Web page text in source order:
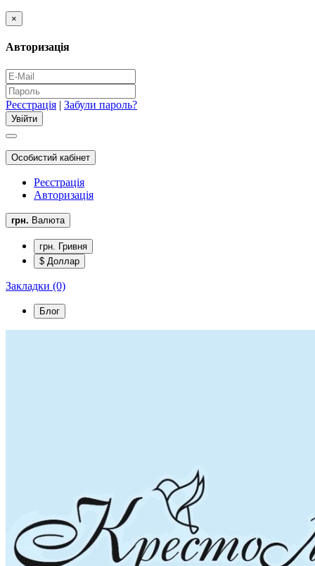
×
Авторизація
Реєстрація | Забули пароль?
Особистий кабінет
Реєстрація
Авторизація
грн. Валюта
грн. Гривня
$ Доллар
Закладки (0)
Блог